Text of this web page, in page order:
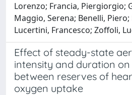
Lorenzo; Francia, Piergiorgio;
Maggio, Serena; Benelli, Piero;
Lucertini, Francesco; Zoffoli,
Effect of steady-state
intensity and duration
between reserves of
oxygen uptake